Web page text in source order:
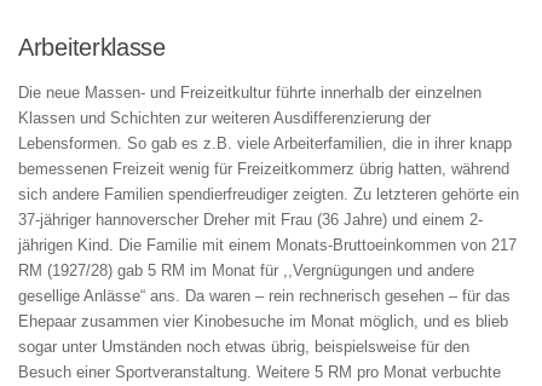
Arbeiterklasse
Die neue Massen- und Freizeitkultur führte innerhalb der einzelnen
Klassen und Schichten zur weiteren Ausdifferenzierung der
Lebensformen. So gab es z.B. viele Arbeiterfamilien, die in ihrer knapp
bemessenen Freizeit wenig für Freizeitkommerz übrig hatten, während
sich andere Familien spendierfreudiger zeigten. Zu letzteren gehörte ein
37-jähriger hannoverscher Dreher mit Frau (36 Jahre) und einem 2-
jährigen Kind. Die Familie mit einem Monats-Bruttoeinkommen von 217
RM (1927/28) gab 5 RM im Monat für ,,Vergnügungen und andere
gesellige Anlässe“ ans. Da waren – rein rechnerisch gesehen – für das
Ehepaar zusammen vier Kinobesuche im Monat möglich, und es blieb
sogar unter Umständen noch etwas übrig, beispielsweise für den
Besuch einer Sportveranstaltung. Weitere 5 RM pro Monat verbuchte